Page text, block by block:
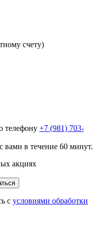
счету)
телефону +7 (981) 703-
вами в течение 60 минут.
акциях
с условиями обработки